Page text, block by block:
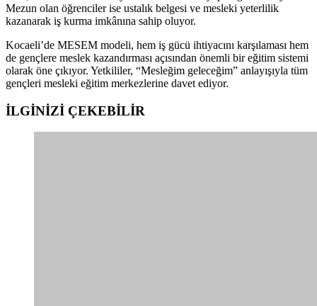
Mezun olan öğrenciler ise ustalık belgesi ve mesleki yeterlilik
kazanarak iş kurma imkânına sahip oluyor.
Kocaeli’de MESEM modeli, hem iş gücü ihtiyacını karşılaması hem
de gençlere meslek kazandırması açısından önemli bir eğitim sistemi
olarak öne çıkıyor. Yetkililer, “Mesleğim geleceğim” anlayışıyla tüm
gençleri mesleki eğitim merkezlerine davet ediyor.
İLGİNİZİ ÇEKEBİLİR